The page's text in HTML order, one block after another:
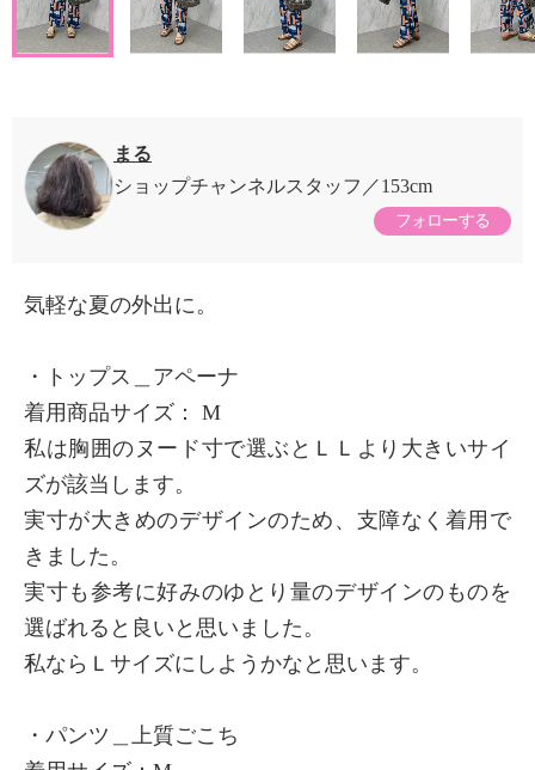
まる
ショップチャンネルスタッフ
153cm
フォローする
気軽な夏の外出に。
・トップス＿アペーナ
着用商品サイズ： М
私は胸囲のヌード寸で選ぶとＬＬより大きいサイ
ズが該当します。
実寸が大きめのデザインのため、支障なく着用で
きました。
実寸も参考に好みのゆとり量のデザインのものを
選ばれると良いと思いました。
私ならＬサイズにしようかなと思います。
・パンツ＿上質ごこち